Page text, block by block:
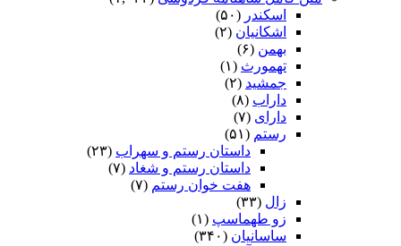
اسکندر (۵۰)
اشکانیان (۲)
بهمن (۶)
تهمورث (۱)
جمشید (۲)
داراب (۸)
دارای (۷)
رستم (۵۱)
داستان رستم و سهراب (۲۳)
داستان رستم و شغاد (۷)
هفت خوان رستم‏ (۷)
زال (۳۳)
زو طهماسپ‏ (۱)
ساسانیان (۳۴۰)